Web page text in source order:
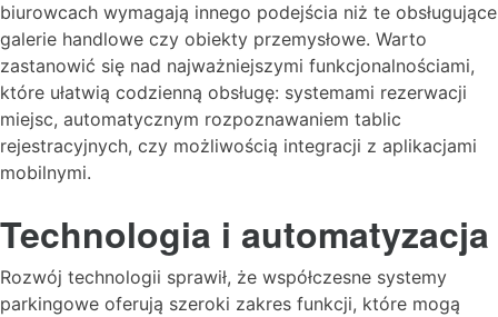
biurowcach wymagają innego podejścia niż te obsługujące
galerie handlowe czy obiekty przemysłowe. Warto
zastanowić się nad najważniejszymi funkcjonalnościami,
które ułatwią codzienną obsługę: systemami rezerwacji
miejsc, automatycznym rozpoznawaniem tablic
rejestracyjnych, czy możliwością integracji z aplikacjami
mobilnymi.
Technologia i automatyzacja
Rozwój technologii sprawił, że współczesne systemy
parkingowe oferują szeroki zakres funkcji, które mogą